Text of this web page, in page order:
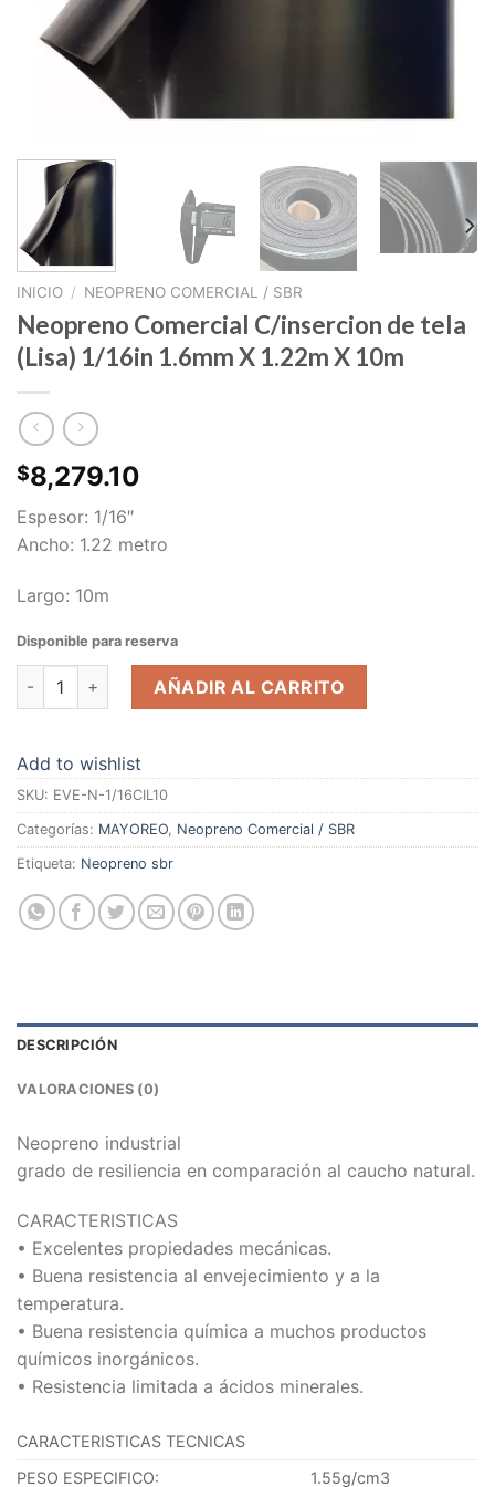
INICIO / NEOPRENO COMERCIAL / SBR
Neopreno Comercial C/insercion de tela
(Lisa) 1/16in 1.6mm X 1.22m X 10m
$8,279.10
Espesor: 1/16″
Ancho: 1.22 metro
Largo: 10m
Disponible para reserva
Neopreno Comercial C/insercion de tela (Lisa) 1/16in 1.6mm
AÑADIR AL CARRITO
Add to wishlist
SKU: EVE-N-1/16CIL10
Categorías: MAYOREO Neopreno Comercial / SBR
Etiqueta: Neopreno sbr
DESCRIPCIÓN
VALORACIONES (0)
Neopreno industrial
grado de resiliencia en comparación al caucho natural.
CARACTERISTICAS
• Excelentes propiedades mecánicas.
• Buena resistencia al envejecimiento y a la
temperatura.
• Buena resistencia química a muchos productos
químicos inorgánicos.
• Resistencia limitada a ácidos minerales.
CARACTERISTICAS TECNICAS
PESO ESPECIFICO:
1.55g/cm3